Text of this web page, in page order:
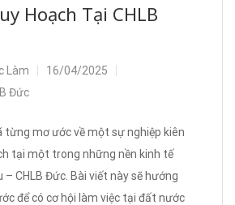
Hoạch Tại CHLB
Làm
16/04/2025
Đức
từng mơ ước về một sự nghiệp kiên
tại một trong những nền kinh tế
– CHLB Đức. Bài viết này sẽ hướng
để có cơ hội làm việc tại đất nước